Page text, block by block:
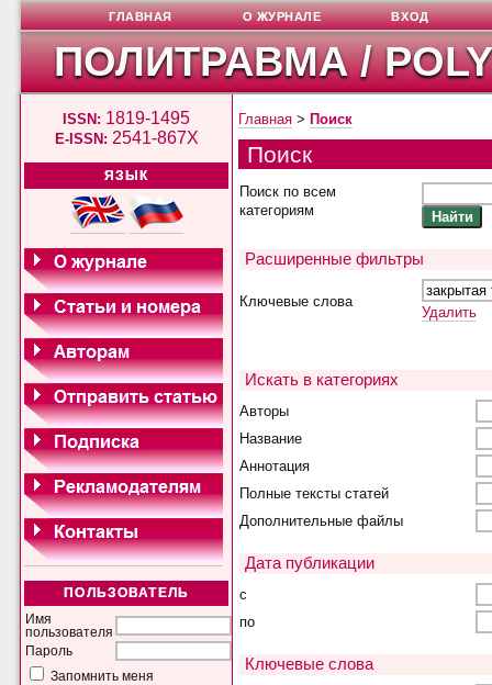
ПОЛИТРАВМА /
ISSN: 1819-1495
E-ISSN: 2541-867X
ЯЗЫК
ПОЛЬЗОВАТЕЛЬ
Имя
пользователя
Пароль
Запомнить меня
ГЛАВНАЯ О ЖУРНАЛЕ ВХОД
Главная > Поиск
Поиск
Поиск по всем
категориям
Расширенные фильтры
Ключевые слова
Удалить
Искать в категориях
Авторы
Название
Аннотация
Полные тексты статей
Дополнительные файлы
Дата публикации
с
по
Ключевые слова